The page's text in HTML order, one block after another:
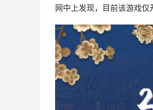
网中上发现，目前该游戏仅